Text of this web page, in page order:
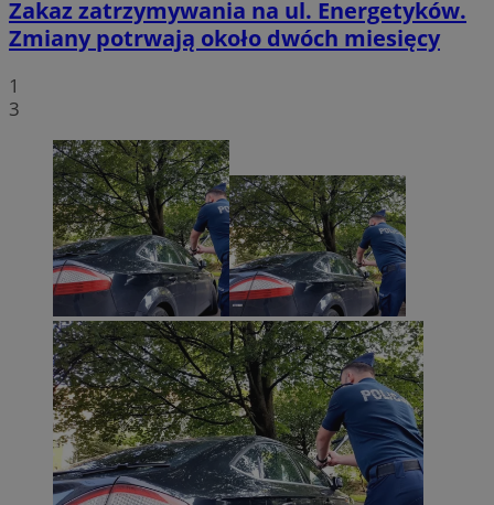
Zakaz zatrzymywania na ul. Energetyków.
Zmiany potrwają około dwóch miesięcy
1
3